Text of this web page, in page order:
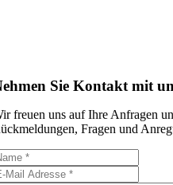
Sie Kontakt mit
freuen uns auf Ihre Anfragen
Fragen und